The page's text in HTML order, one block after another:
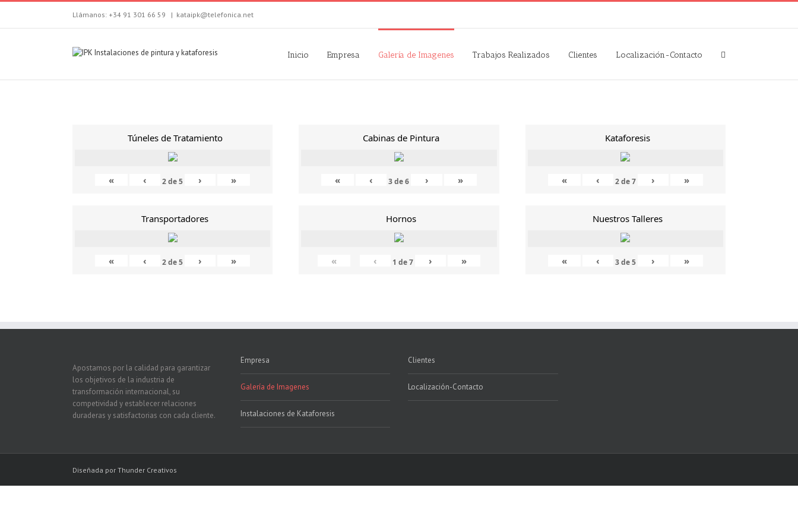
Llámanos: +34 91 301 66 59 | kataipk@telefonica.net
Inicio Empresa Galería de Imagenes Trabajos Realizados Clientes Localización-Contacto
Túneles de Tratamiento
« ‹ 2de5 › »
Cabinas de Pintura
« ‹ 3de6 › »
Kataforesis
« ‹ 2de7 › »
Transportadores
« ‹ 2de5 › »
Hornos
« ‹ 1 de7 › »
Nuestros Talleres
« ‹ 3de5 › »
Apostamos por la calidad para garantizar
los objetivos de la industria de
transformación internacional, su
competividad y establecer relaciones
duraderas y satisfactorias con cada cliente.
Empresa
Galería de Imagenes
Instalaciones de Kataforesis
Clientes
Localización-Contacto
Diseñada por Thunder Creativos